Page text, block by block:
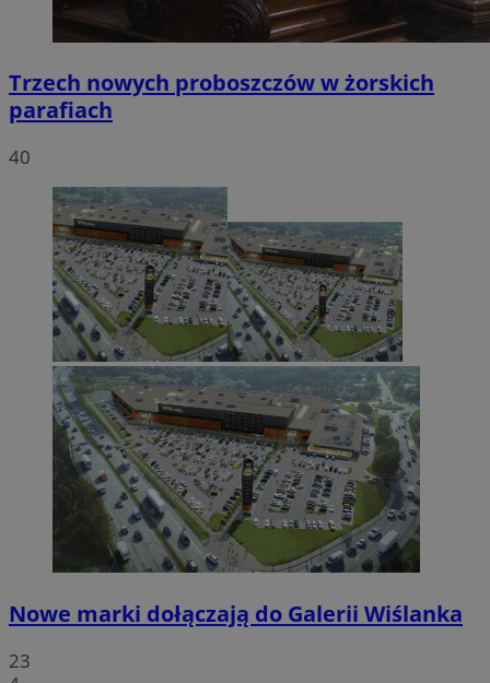
Trzech nowych proboszczów w żorskich
parafiach
40
Nowe marki dołączają do Galerii Wiślanka
23